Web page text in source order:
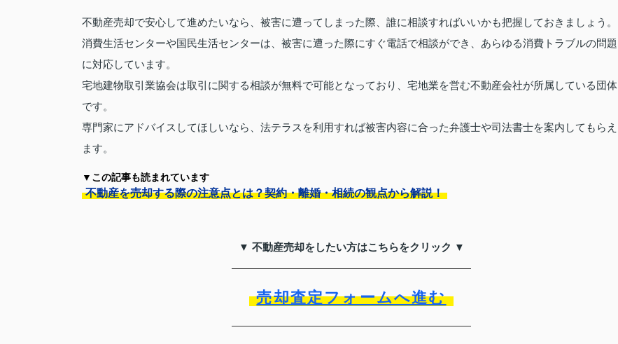
不動産売却で安心して進めたいなら、被害に遭ってしまった際、誰に相談すればいいかも把握しておきましょう。
消費生活センターや国民生活センターは、被害に遭った際にすぐ電話で相談ができ、あらゆる消費トラブルの問題
に対応しています。
宅地建物取引業協会は取引に関する相談が無料で可能となっており、宅地業を営む不動産会社が所属している団体
です。
専門家にアドバイスしてほしいなら、法テラスを利用すれば被害内容に合った弁護士や司法書士を案内してもらえ
ます。
▼この記事も読まれています
不動産を売却する際の注意点とは？契約・離婚・相続の観点から解説！
▼ 不動産売却をしたい方はこちらをクリック ▼
売却査定フォームへ進む